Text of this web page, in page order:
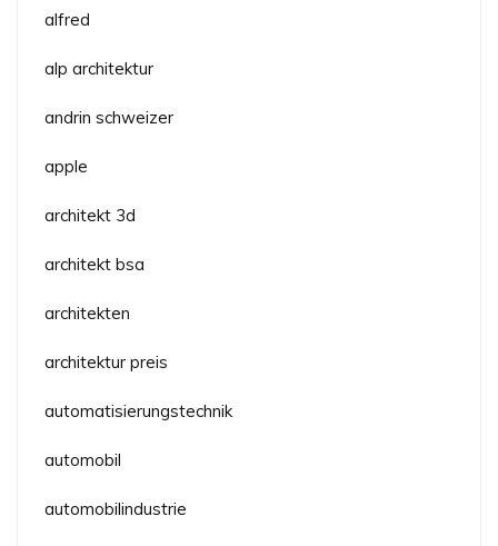
alfred
alp architektur
andrin schweizer
apple
architekt 3d
architekt bsa
architekten
architektur preis
automatisierungstechnik
automobil
automobilindustrie